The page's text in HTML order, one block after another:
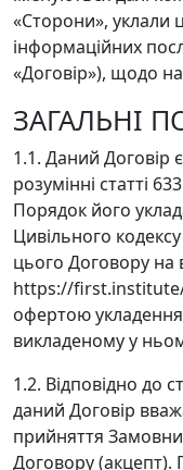
«Сторони», уклали
інформаційних
«Договір»), щодо
ЗАГАЛЬНІ
1.1. Даний Договір
розумінні статті
Порядок його
Цивільного
цього Договору на
https://
офертою
викладеному у
1.2. Відповідно до
даний Договір
прийняття
Договору